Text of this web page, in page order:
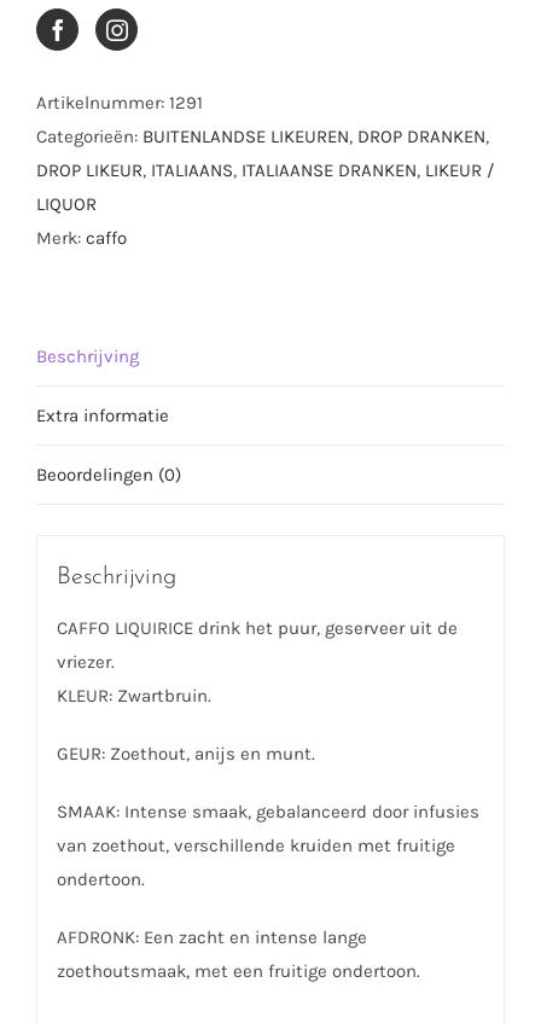
Artikelnummer: 1291
Categorieën: BUITENLANDSE LIKEUREN, DROP DRANKEN,
DROP LIKEUR, ITALIAANS, ITALIAANSE DRANKEN, LIKEUR /
LIQUOR
Merk: caffo
Beschrijving
Extra informatie
Beoordelingen (0)
Beschrijving
CAFFO LIQUIRICE drink het puur, geserveer uit de
vriezer.
KLEUR: Zwartbruin.
GEUR: Zoethout, anijs en munt.
SMAAK: Intense smaak, gebalanceerd door infusies
van zoethout, verschillende kruiden met fruitige
ondertoon.
AFDRONK: Een zacht en intense lange
zoethoutsmaak, met een fruitige ondertoon.